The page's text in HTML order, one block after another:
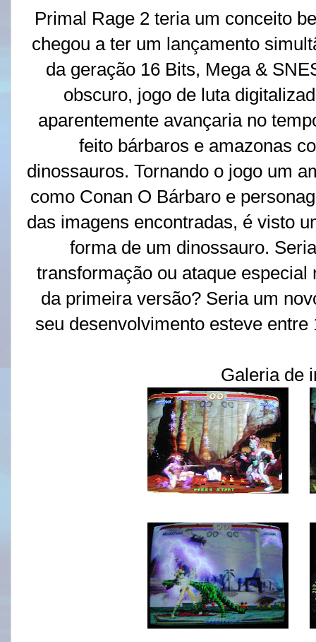
Primal Rage 2 teria um conceito
chegou a ter um lançamento
da geração 16 Bits, Mega &
obscuro, jogo de luta
aparentemente avançaria no
feito bárbaros e amazonas
dinossauros. Tornando o jogo um
como Conan O Bárbaro e
das imagens encontradas, é visto
forma de um dinossauro.
transformação ou ataque
da primeira versão? Seria um
seu desenvolvimento esteve
Galeria de